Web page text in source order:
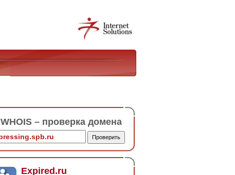
WHOIS – проверка домена
Expired.ru